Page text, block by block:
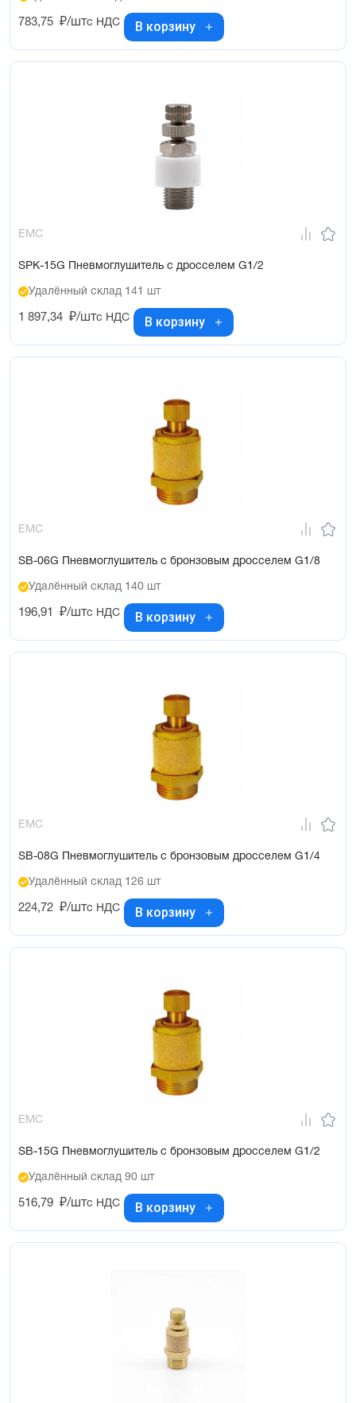
783,75 ₽/штс НДС В корзину
EMC
SPK-15G Пневмоглушитель с дросселем G1/2
Удалённый склад 141 шт
1 897,34 ₽/штс НДС В корзину
EMC
SB-06G Пневмоглушитель с бронзовым дросселем G1/8
Удалённый склад 140 шт
196,91 ₽/штс НДС В корзину
EMC
SB-08G Пневмоглушитель с бронзовым дросселем G1/4
Удалённый склад 126 шт
224,72 ₽/штс НДС В корзину
EMC
SB-15G Пневмоглушитель с бронзовым дросселем G1/2
Удалённый склад 90 шт
516,79 ₽/штс НДС В корзину